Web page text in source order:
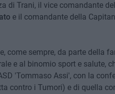
di Trani, il vice comandante
e il comandante della
come sempre, da parte della
e al binomio sport e salute,
'Tommaso Assi', con la
contro i Tumori) e di quella